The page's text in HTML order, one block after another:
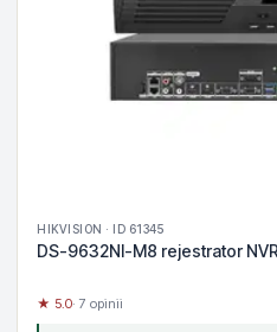
HIKVISION · ID 61345
DS-9632NI-M8 rejestrator
★ 5.0· 7 opinii